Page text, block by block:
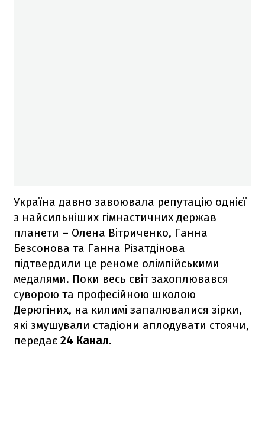
Україна давно завоювала репутацію однієї
з найсильніших гімнастичних держав
планети – Олена Вітриченко, Ганна
Безсонова та Ганна Різатдінова
підтвердили це реноме олімпійськими
медалями. Поки весь світ захоплювався
суворою та професійною школою
Дерюгіних, на килимі запалювалися зірки,
які змушували стадіони аплодувати стоячи,
передає 24 Канал.